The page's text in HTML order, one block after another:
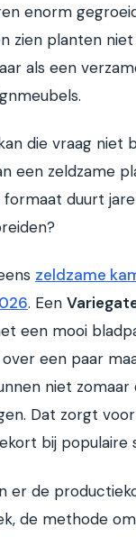
enorm
zien planten niet
als een
die vraag niet
een zeldzame
duurt
zeldzame
. Een
een mooi
een paar
niet
Dat zorgt
bij populaire
er de
de methode